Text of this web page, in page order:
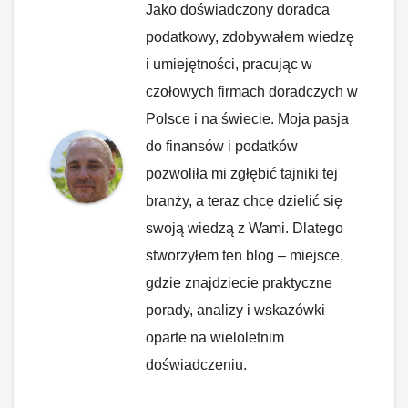
Jako doświadczony doradca
podatkowy, zdobywałem wiedzę
i umiejętności, pracując w
czołowych firmach doradczych w
Polsce i na świecie. Moja pasja
do finansów i podatków
pozwoliła mi zgłębić tajniki tej
branży, a teraz chcę dzielić się
swoją wiedzą z Wami. Dlatego
stworzyłem ten blog – miejsce,
gdzie znajdziecie praktyczne
porady, analizy i wskazówki
oparte na wieloletnim
doświadczeniu.